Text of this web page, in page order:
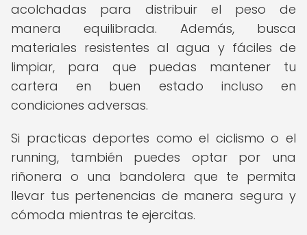
acolchadas para distribuir el peso de
manera equilibrada. Además, busca
materiales resistentes al agua y fáciles de
limpiar, para que puedas mantener tu
cartera en buen estado incluso en
condiciones adversas.
Si practicas deportes como el ciclismo o el
running, también puedes optar por una
riñonera o una bandolera que te permita
llevar tus pertenencias de manera segura y
cómoda mientras te ejercitas.